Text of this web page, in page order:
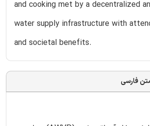
and cooking met by a decentralized
water supply infrastructure with
and societal benefits.
فارسی